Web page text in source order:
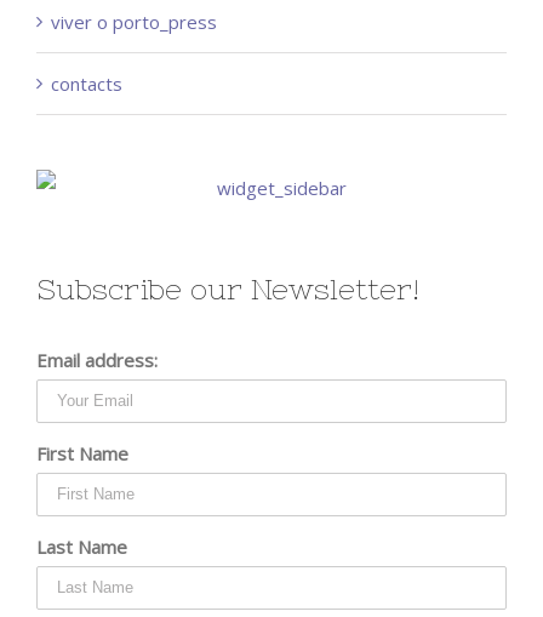
viver o porto_press
contacts
Subscribe our Newsletter!
Email address:
First Name
Last Name